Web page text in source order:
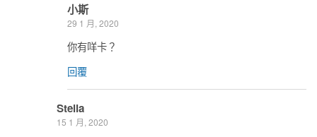
小斯
29 1 月, 2020
你有咩卡？
回覆
Stella
15 1 月, 2020